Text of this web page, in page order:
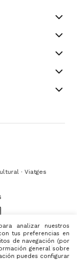
analizar nuestros
tus preferencias en
de navegación (por
general sobre
puedes configurar
· Viatges
PELS FONSLA
DE